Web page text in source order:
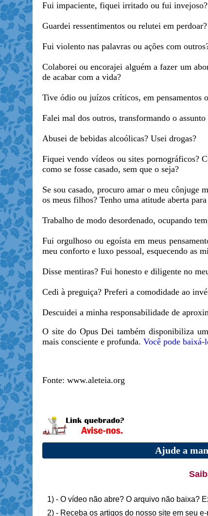
Fui impaciente, fiquei irritado ou fui invejoso?
Guardei ressentimentos ou relutei em perdoar?
Fui violento nas palavras ou ações com
Colaborei ou encorajei alguém a fazer um
de acabar com a vida?
Tive ódio ou juízos críticos, em pensamentos
Falei mal dos outros, transformando o
Abusei de bebidas alcoólicas? Usei drogas?
Fiquei vendo vídeos ou sites pornográficos?
como se fosse casado, sem que o seja?
Se sou casado, procuro amar o meu cônjuge
os meus filhos? Tenho uma atitude aberta
Trabalho de modo desordenado, ocupando
Fui orgulhoso ou egoísta em meus
meu conforto e luxo pessoal, esquecendo as
Disse mentiras? Fui honesto e diligente no
Cedi à preguiça? Preferi a comodidade ao
Descuidei a minha responsabilidade de
O site do Opus Dei também disponibiliza
mais consciente e profunda. Você pode baixá-
Fonte: www.aleteia.org
Ajude a
1) - O vídeo não abre? O arquivo não baixa?
2) - Receba os artigos do nosso site em seu e-